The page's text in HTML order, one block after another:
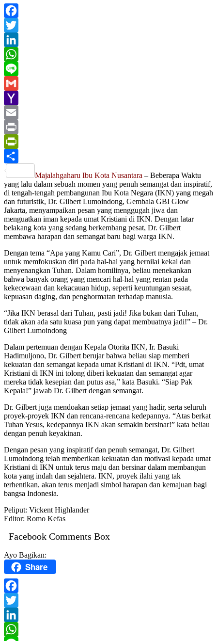
Facebook
Twitter
LinkedIn
WhatsApp
Line
Gmail
Yahoo
Mail
Email
Print
PrintFriendly
Majalahgaharu Ibu Kota Nusantara – Beberapa Waktu
yang lalu dalam sebuah momen yang penuh semangat dan inspiratif,
di tengah-tengah pembangunan Ibu Kota Negara (IKN) yang megah
dan futuristik, Dr. Gilbert Lumoindong, Gembala GBI Glow
Jakarta, menyampaikan pesan yang menggugah jiwa dan
menguatkan iman kepada umat Kristiani di IKN. Dengan latar
belakang kota yang sedang berkembang pesat, Dr. Gilbert
membawa harapan dan semangat baru bagi warga IKN.
Dengan tema “Apa yang Kamu Cari”, Dr. Gilbert mengajak jemaat
untuk memfokuskan diri pada hal-hal yang bernilai kekal dan
menyenangkan Tuhan. Dalam homilinya, beliau menekankan
bahwa banyak orang yang mencari hal-hal yang rentan pada
kekecewaan dan kekacauan hidup, seperti keuntungan sesaat,
kepuasan daging, dan penghormatan terhadap manusia.
“Jika IKN berasal dari Tuhan, pasti jadi! Jika bukan dari Tuhan,
tidak akan ada satu kuasa pun yang dapat membuatnya jadi!” – Dr.
Gilbert Lumoindong
Dalam pertemuan dengan Kepala Otorita IKN, Ir. Basuki
Hadimuljono, Dr. Gilbert berujar bahwa beliau siap memberi
kekuatan dan semangat kepada umat Kristiani di IKN. “Pdt, umat
Kristiani di IKN ini tolong diberi kekuatan dan semangat agar
mereka tidak kesepian dan putus asa,” kata Basuki. “Siap Pak
Kepala!” jawab Dr. Gilbert dengan semangat.
Dr. Gilbert juga mendoakan setiap jemaat yang hadir, serta seluruh
proyek-proyek IKN dan rencana-rencana kedepannya. “Atas berkat
Tuhan Yesus, kedepannya IKN akan semakin bersinar!” kata beliau
dengan penuh keyakinan.
Dengan pesan yang inspiratif dan penuh semangat, Dr. Gilbert
Lumoindong telah memberikan kekuatan dan motivasi kepada umat
Kristiani di IKN untuk terus maju dan bersinar dalam membangun
kota yang indah dan sejahtera. IKN, proyek ilahi yang tak
terhentikan, akan terus menjadi simbol harapan dan kemajuan bagi
bangsa Indonesia.
Peliput: Vickent Highlander
Editor: Romo Kefas
Facebook Comments Box
Ayo Bagikan:
Share
Facebook
Twitter
LinkedIn